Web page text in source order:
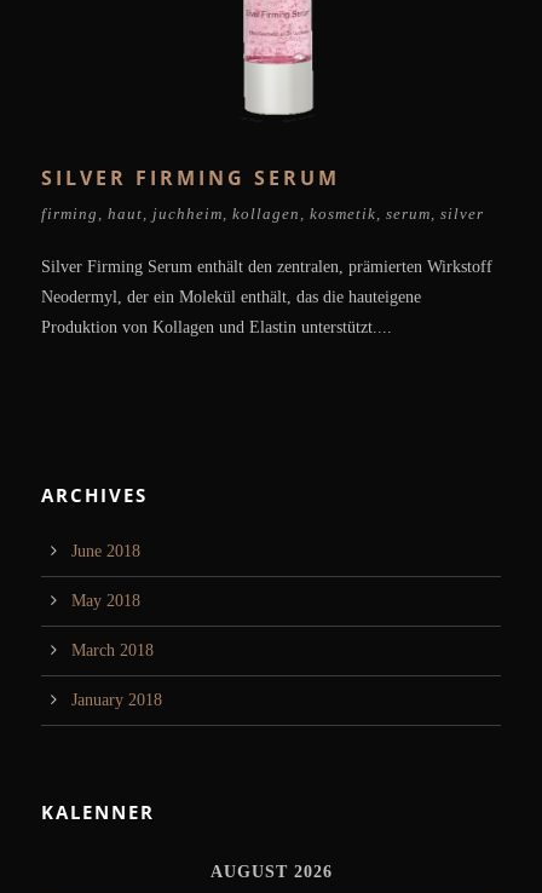
SILVER FIRMING SERUM
firming haut juchheim kollagen kosmetik serum silver
Silver Firming Serum enthält den zentralen, prämierten Wirkstoff
Neodermyl, der ein Molekül enthält, das die hauteigene
Produktion von Kollagen und Elastin unterstützt....
ARCHIVES
June 2018
May 2018
March 2018
January 2018
KALENNER
AUGUST 2026